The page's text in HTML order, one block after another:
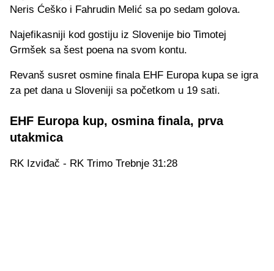
Neris Ćeško i Fahrudin Melić sa po sedam golova.
Najefikasniji kod gostiju iz Slovenije bio Timotej
Grmšek sa šest poena na svom kontu.
Revanš susret osmine finala EHF Europa kupa se igra
za pet dana u Sloveniji sa početkom u 19 sati.
EHF Europa kup, osmina finala, prva
utakmica
RK Izviđač - RK Trimo Trebnje 31:28